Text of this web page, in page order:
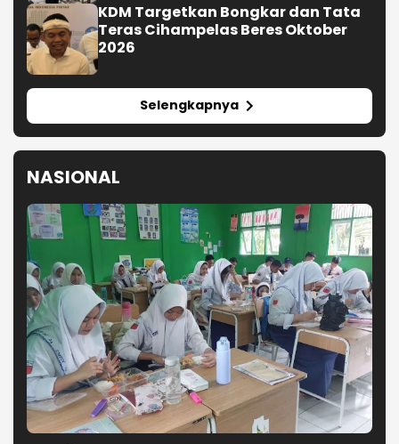
KDM Targetkan Bongkar dan Tata
Teras Cihampelas Beres Oktober
2026
Selengkapnya
NASIONAL